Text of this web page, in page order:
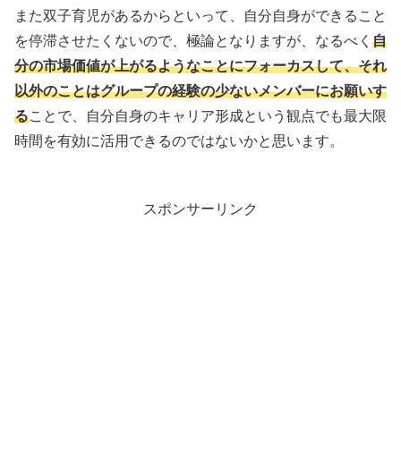
また双子育児があるからといって、自分自身ができること
を停滞させたくないので、極論となりますが、なるべく 自
分の市場価値が上がるようなことにフォーカスして、それ
以外のことはグループの経験の少ないメンバーにお願いす
ることで、自分自身のキャリア形成という観点でも最大限
時間を有効に活用できるのではないかと思います。
スポンサーリンク